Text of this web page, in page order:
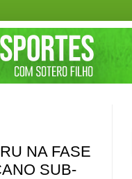
NA FASE
SUB-